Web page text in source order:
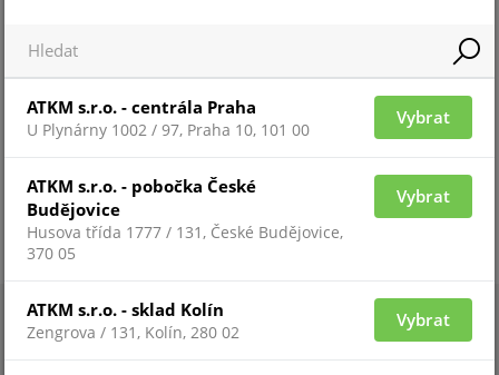
Pro zobrazení informací je nutné být přihlášený
ATKM s.r.o. - centrála Praha
U Plynárny 1002 / 97, Praha 10, 101 00
Vybrat
ATKM s.r.o. - pobočka České
Budějovice
Husova třída 1777 / 131, České Budějovice,
370 05
Vybrat
ATKM s.r.o. - sklad Kolín
Zengrova / 131, Kolín, 280 02
Vybrat